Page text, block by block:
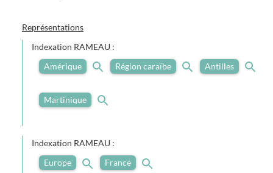
Représentations
Indexation RAMEAU :
Amérique
Région caraïbe Antilles
Martinique
Indexation RAMEAU :
Europe
France